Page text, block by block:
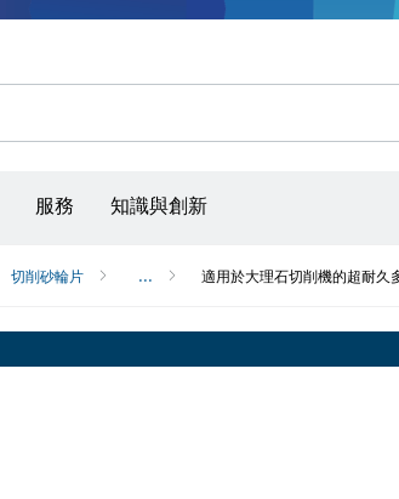
服務 知識與創新
切削砂輪片 ... 適用於大理石切削機的超耐久